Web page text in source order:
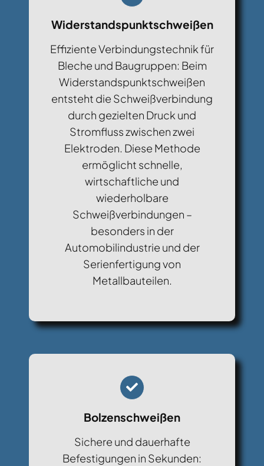
Widerstandspunktschweißen
Effiziente Verbindungstechnik für
Bleche und Baugruppen: Beim
Widerstandspunktschweißen
entsteht die Schweißverbindung
durch gezielten Druck und
Stromfluss zwischen zwei
Elektroden. Diese Methode
ermöglicht schnelle,
wirtschaftliche und
wiederholbare
Schweißverbindungen –
besonders in der
Automobilindustrie und der
Serienfertigung von
Metallbauteilen.
Bolzenschweißen
Sichere und dauerhafte
Befestigungen in Sekunden: